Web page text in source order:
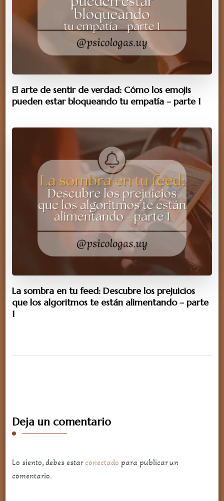
El arte de sentir de verdad: Cómo los emojis
pueden estar bloqueando tu empatía – parte 1
La sombra en tu feed: Descubre los prejuicios
que los algoritmos te están alimentando – parte
1
Deja un comentario
Lo siento, debes estar conectado para publicar un
comentario.